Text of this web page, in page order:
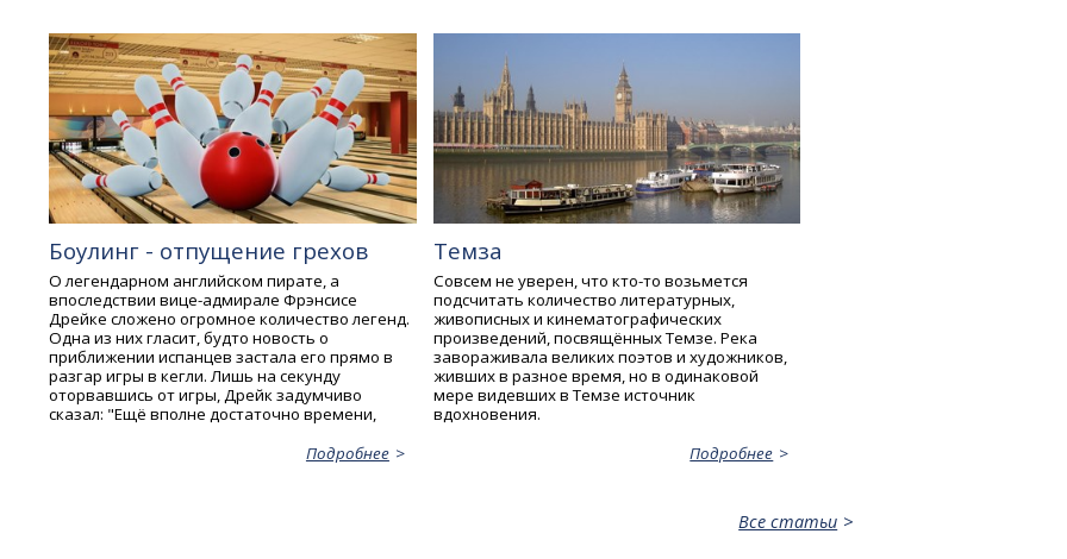
Боулинг - отпущение грехов
О легендарном английском пирате, а
впоследствии вице-адмирале Фрэнсисе
Дрейке сложено огромное количество легенд.
Одна из них гласит, будто новость о
приближении испанцев застала его прямо в
разгар игры в кегли. Лишь на секунду
оторвавшись от игры, Дрейк задумчиво
сказал: "Ещё вполне достаточно времени,
Подробнее
Темза
Совсем не уверен, что кто-то возьмется
подсчитать количество литературных,
живописных и кинематографических
произведений, посвящённых Темзе. Река
завораживала великих поэтов и художников,
живших в разное время, но в одинаковой
мере видевших в Темзе источник
вдохновения.
Подробнее
Все статьи